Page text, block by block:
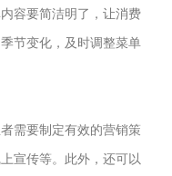
容要简洁明了，让消费
节变化，及时调整菜单
需要制定有效的营销策
宣传等。此外，还可以